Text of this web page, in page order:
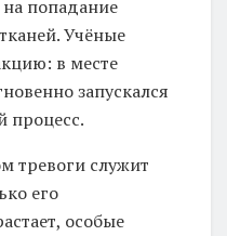
попадание
Учёные
в месте
запускался
процесс.
тревоги служит
его
особые